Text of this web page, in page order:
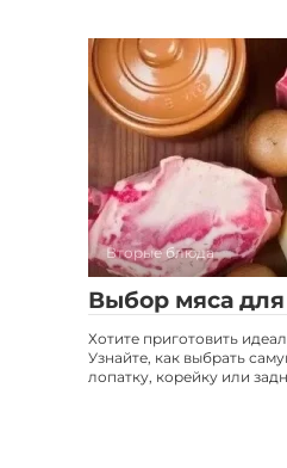
Вторые блюда
Выбор мяса
Хотите приготовить
Узнайте, как выбрать
лопатку, корейку или